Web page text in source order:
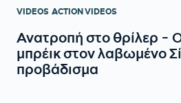
VIDEOS ACTION VIDEOS
Ανατροπή στο θρίλερ - Ο
μπρέικ στον λαβωμένο
προβάδισμα